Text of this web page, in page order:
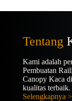
Tentang
Kami adalah
Pembuatan
Canopy Kaca
kualitas terbaik.
Selengkapnya >